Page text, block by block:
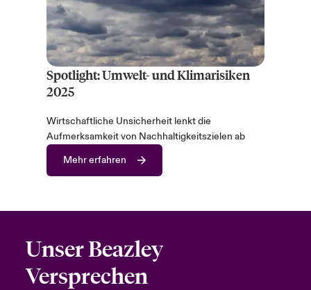
Spotlight: Umwelt- und Klimarisiken
2025
Wirtschaftliche Unsicherheit lenkt die
Aufmerksamkeit von Nachhaltigkeitszielen ab
Mehr erfahren
Unser Beazley
Versprechen